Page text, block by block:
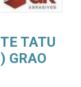
TATU
GRAO